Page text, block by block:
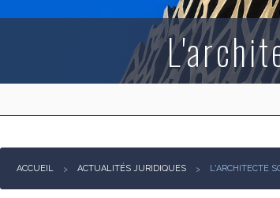
ACCUEIL ACTUALITÉS JURIDIQUES L'ARCHITECTE